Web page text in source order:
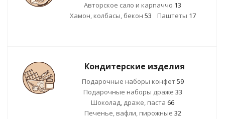
Авторское сало и карпаччо 13
Хамон, колбасы, бекон 53 Паштеты 17
Кондитерские изделия
Подарочные наборы конфет59
Подарочные наборы драже 33
Шоколад, драже, паста 66
Печенье, вафли, пирожные 32